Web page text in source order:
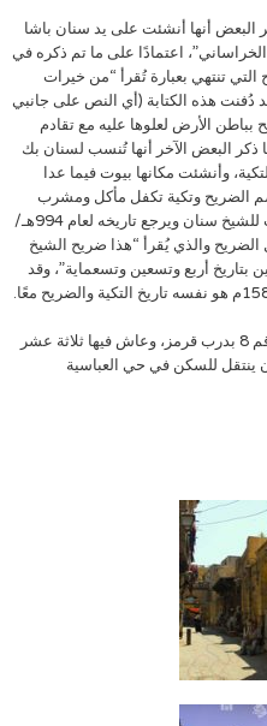
البعض أنها أنشئت على يد سنان باشا
“نسا الخراساني”، اعتمادًا على ما تم ذكره في
تنتهي بعبارة تُقرأ “من خيرات
دُفنت هذه الكتابة (أي النص على جانبي
الأرض لعلوها عليه مع تقادم
ذكر البعض الآخر أنها تُنسب لسنان بك
وأنشئت مكانها بيوت فيما عدا
الضريح وتكية تكفل مأكل ومشرب
ومعيشة الفقراء والمساكين، والذي يُنسب للشيخ سنان ويرجع تاريخه لعام 994هـ/
الضريح والذي يُقرأ “هذا ضريح الشيخ
بتاريخ أربع وتسعين وتسعماية”، وقد
ولد الأديب الكبير نجيب محفوظ بالعقار رقم 8 بدرب قرمز، وعاش فيها ثلاثة عشر
ينتقل للسكن في حي العباسية